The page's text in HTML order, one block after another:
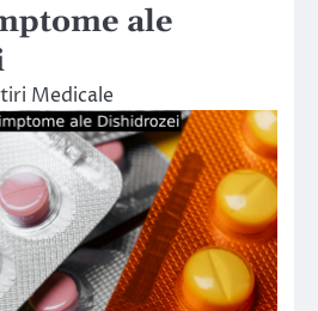
ale
Medicale